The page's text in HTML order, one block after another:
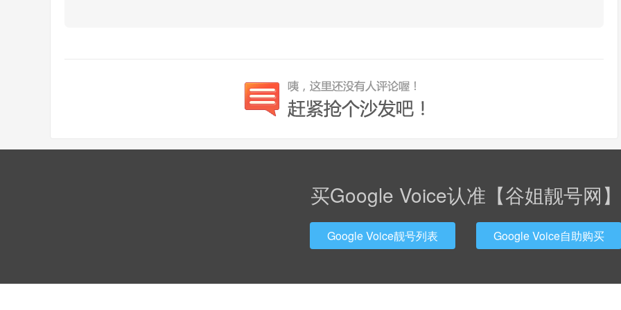
买Google Voice认准【谷姐靓号网】
Google Voice靓号列表 Google Voice自助购买